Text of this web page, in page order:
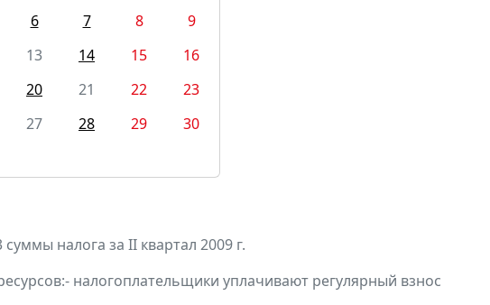
6 7 8
9
13 14 15
16
20 21 22
23
27 28 29
30
налога за II квартал 2009 г.
налогоплательщики уплачивают регулярный взнос